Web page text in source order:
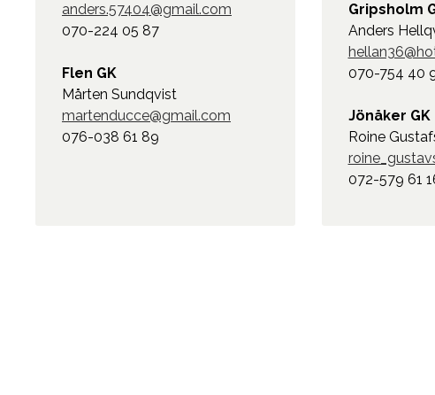
anders.57404@gmail.com
070-224 05 87
Flen GK
Mårten Sundqvist
martenducce@gmail.com
076-038 61 89
Gripsholm
Anders
070-754 40
Jönåker GK
Roine
072-579 61